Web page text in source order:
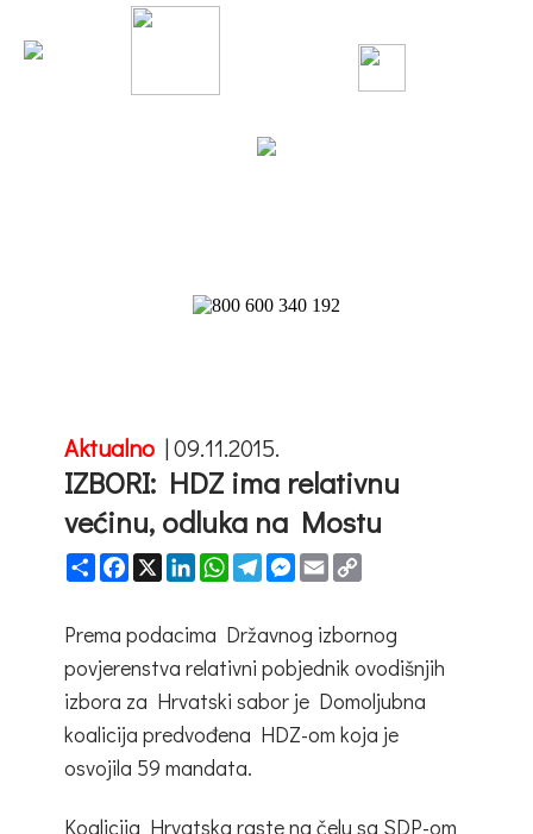
Aktualno |09.11.2015.
IZBORI: HDZ ima relativnu
većinu, odluka na Mostu
ShareFacebook
X LinkedInWhatsApp
TelegramMessenger
Email
Prema podacima Državnog izbornog
povjerenstva relativni pobjednik ovodišnjih
izbora za Hrvatski sabor je Domoljubna
koalicija predvođena HDZ-om koja je
osvojila 59 mandata.
Koalicija Hrvatska raste na čelu sa SDP-om